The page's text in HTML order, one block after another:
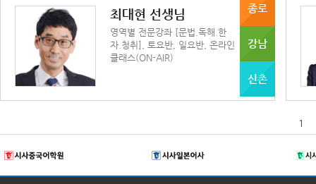
최대현 선생님
영역별 전문강좌 [문법.독해.한
자.청취], 토요반, 일요반, 온라인
클래스(ON-AIR)
종로
강남
신촌
1